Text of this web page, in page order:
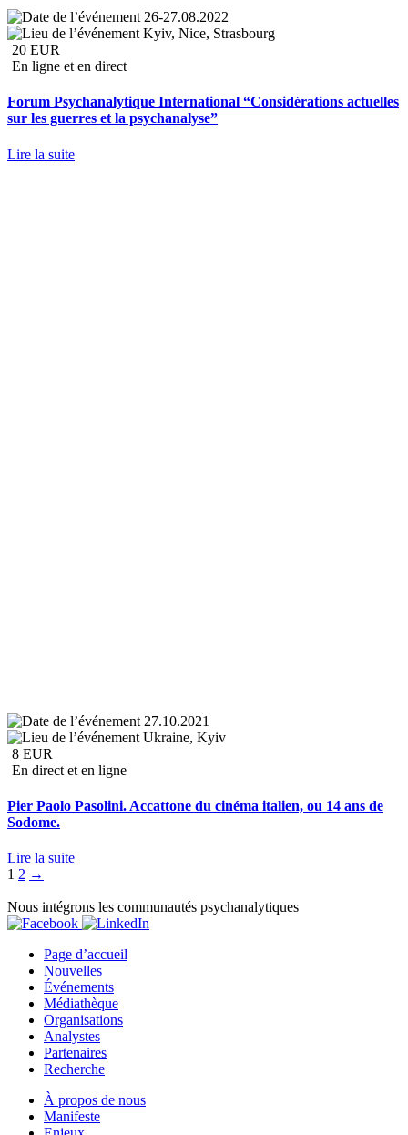
26-27.08.2022
Kyiv, Nice, Strasbourg
20 EUR
En ligne et en direct
Forum Psychanalytique International “Considérations actuelles
sur les guerres et la psychanalyse”
Lire la suite
27.10.2021
Ukraine, Kyiv
8 EUR
En direct et en ligne
Pier Paolo Pasolini. Accattone du cinéma italien, ou 14 ans de
Sodome.
Lire la suite
Pagination
des
publications
1 2 →
Nous intégrons les communautés psychanalytiques
Page d’accueil
Nouvelles
Événements
Médiathèque
Organisations
Analystes
Partenaires
Recherche
À propos de nous
Manifeste